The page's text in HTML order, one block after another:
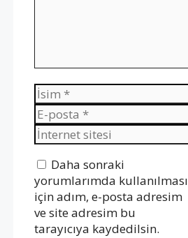
İsim
E-
posta
İnternet
sitesi
Daha sonraki
yorumlarımda kullanılması
için adım, e-posta adresim
ve site adresim bu
tarayıcıya kaydedilsin.